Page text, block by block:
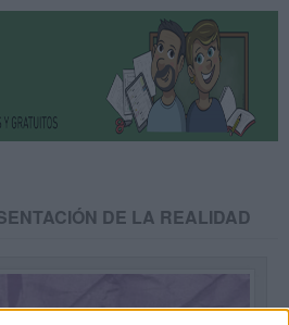
DE LA REALIDAD